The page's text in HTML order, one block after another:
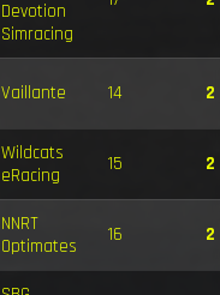
Devotion
Simracing
Vaillante 14 2
Wildcats
eRacing
15 2
NNRT
Optimates
16 2